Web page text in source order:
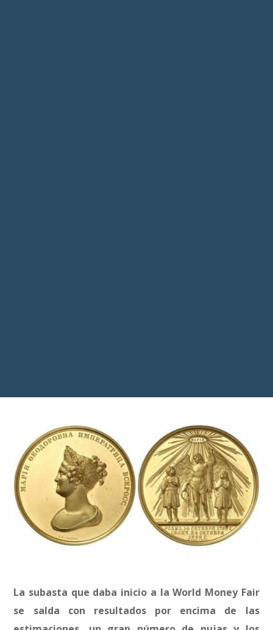
La subasta que daba inicio a la World Money Fair
se salda con resultados por encima de las